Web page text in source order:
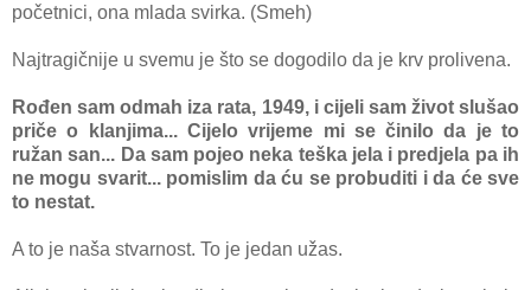
početnici, ona mlada svirka. (Smeh)
Najtragičnije u svemu je što se dogodilo da je krv prolivena.
Rođen sam odmah iza rata, 1949, i cijeli sam život slušao
priče o klanjima... Cijelo vrijeme mi se činilo da je to
ružan san... Da sam pojeo neka teška jela i predjela pa ih
ne mogu svarit... pomislim da ću se probuditi i da će sve
to nestat.
A to je naša stvarnost. To je jedan užas.